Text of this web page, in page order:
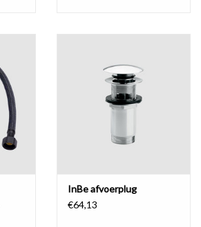
InBe afvoerplug
€64,13